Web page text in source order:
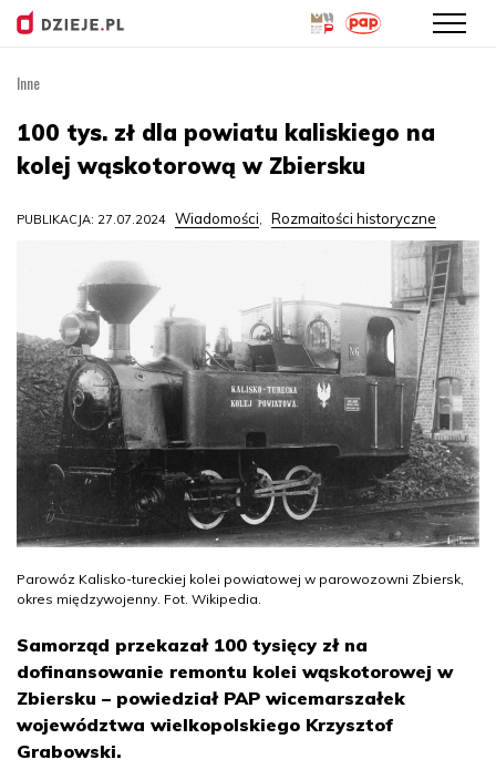
treści
Inne
100 tys. zł dla powiatu kaliskiego na
kolej wąskotorową w Zbiersku
PUBLIKACJA: 27.07.2024 Wiadomości, Rozmaitości historyczne
Parowóz Kalisko-tureckiej kolei powiatowej w parowozowni Zbiersk,
okres międzywojenny. Fot. Wikipedia.
Samorząd przekazał 100 tysięcy zł na
dofinansowanie remontu kolei wąskotorowej w
Zbiersku – powiedział PAP wicemarszałek
województwa wielkopolskiego Krzysztof
Grabowski.